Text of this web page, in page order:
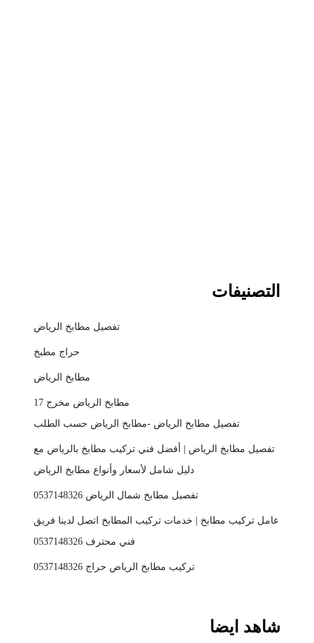
التصنيفات
تفصيل مطابخ الرياض
حراج مطبخ
مطابخ الرياض
مطابخ الرياض مخرج 17
تفصيل مطابخ الرياض -مطابخ الرياض حسب الطلب
تفصيل مطابخ الرياض | أفضل فني تركيب مطابخ بالرياض مع
دليل شامل لأسعار وأنواع مطابخ الرياض
تفصيل مطابخ شمال الرياض 0537148326
عامل تركيب مطابخ | خدمات تركيب المطابخ اتصل لدينا فريق
فني محترف 0537148326
تركيب مطابخ الرياض حراج 0537148326
شاهد ايضا